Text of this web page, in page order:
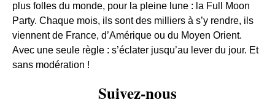
plus folles du monde, pour la pleine lune : la Full Moon
Party. Chaque mois, ils sont des milliers à s’y rendre, ils
viennent de France, d’Amérique ou du Moyen Orient.
Avec une seule règle : s’éclater jusqu’au lever du jour. Et
sans modération !
Suivez-nous